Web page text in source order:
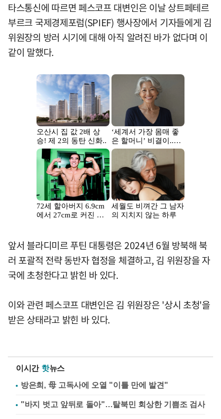
타스통신에 따르면 페스코프 대변인은 이날 상트페테르
부르크 국제경제포럼(SPIEF) 행사장에서 기자들에게 김
위원장의 방러 시기에 대해 아직 알려진 바가 없다며 이
같이 말했다.
앞서 블라디미르 푸틴 대통령은 2024년 6월 방북해 북
러 포괄적 전략 동반자 협정을 체결하고, 김 위원장을 자
국에 초청한다고 밝힌 바 있다.
이와 관련 페스코프 대변인은 김 위원장은 '상시 초청'을
받은 상태라고 밝힌 바 있다.
이시간 핫뉴스
방은희, 母 고독사에 오열 "이틀 만에 발견"
"바지 벗고 앞뒤로 돌아"…탈북민 회상한 기쁨조 검사